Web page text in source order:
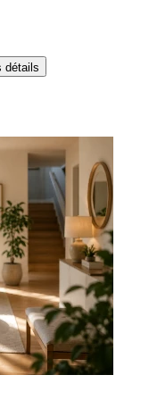
détails